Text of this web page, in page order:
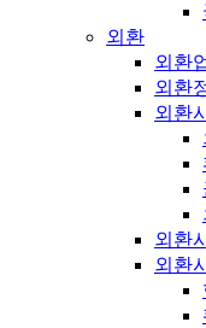
외환
외환
외환
외환
외환
외환